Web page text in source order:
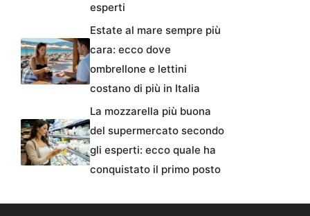
esperti
Estate al mare sempre più
cara: ecco dove
ombrellone e lettini
costano di più in Italia
La mozzarella più buona
del supermercato secondo
gli esperti: ecco quale ha
conquistato il primo posto